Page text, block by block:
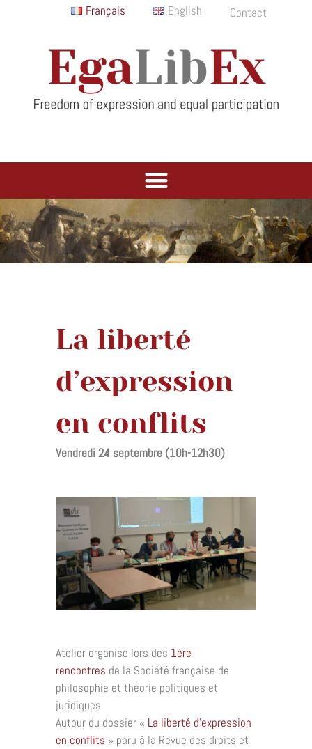
Français English Contact
La liberté
d’expression
en conflits
Vendredi 24 septembre (10h-12h30)
Atelier organisé lors des 1ère
rencontres de la Société française de
philosophie et théorie politiques et
juridiques
Autour du dossier « La liberté d’expression
en conflits » paru à la Revue des droits et